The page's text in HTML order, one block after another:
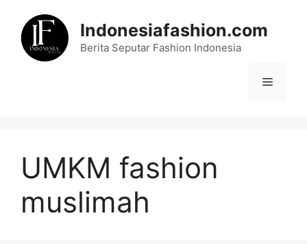
content
Indonesiafashion.com
Berita Seputar Fashion Indonesia
Menu
UMKM fashion
muslimah